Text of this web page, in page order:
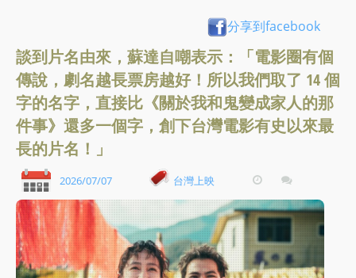
分享到facebook
談到片名由來，蘇達自嘲表示：「電影圈有個
傳說，劇名越長票房越好！所以我們取了 14 個
字的名字，直接比《關於我和鬼變成家人的那
件事》還多一個字，創下台灣電影有史以來最
長的片名！」
2026/07/07 台灣上映